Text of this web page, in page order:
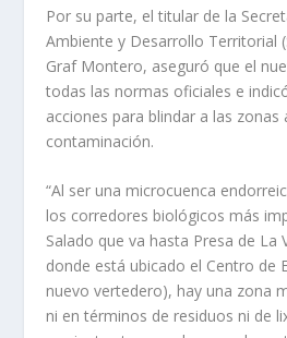
Por su parte, el titular de la
Ambiente y Desarrollo Territorial
Graf Montero, aseguró que el
todas las normas oficiales e
acciones para blindar a las zonas
contaminación.
“Al ser una microcuenca
los corredores biológicos más
Salado que va hasta Presa de La
donde está ubicado el Centro de
nuevo vertedero), hay una zona
ni en términos de residuos ni de